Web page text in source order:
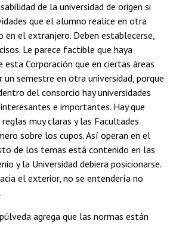
de la universidad de origen si
que el alumno realice en otra
en el extranjero. Deben establecerse,
Le parece factible que haya
Corporación que en ciertas áreas
un semestre en otra universidad, porque
del consorcio hay universidades
e importantes. Hay que
muy claras y las Facultades
sobre los cupos. Así operan en el
de los temas está contenido en las
y la Universidad debiera posicionarse.
el exterior, no se entendería no
agrega que las normas están